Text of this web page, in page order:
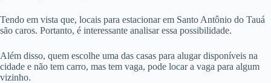
Tendo em vista que, locais para estacionar em Santo Antônio do Tauá
são caros. Portanto, é interessante analisar essa possibilidade.
Além disso, quem escolhe uma das casas para alugar disponíveis na
cidade e não tem carro, mas tem vaga, pode locar a vaga para algum
vizinho.